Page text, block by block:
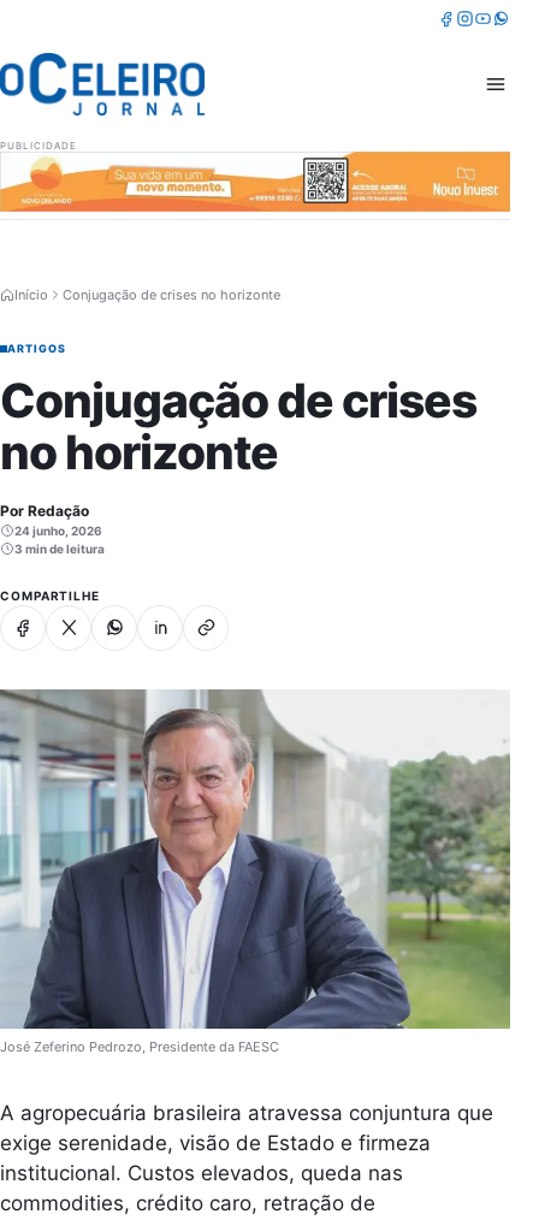
Facebook
Instagram
Youtube
PUBLICIDADE
Abrir
Início Conjugação de crises no horizonte
ARTIGOS
Conjugação de crises
no horizonte
Por Redação
24 junho, 2026
3 min de leitura
COMPARTILHE
Facebook
X WhatsappLinkedinCopiar link
José Zeferino Pedrozo, Presidente da FAESC
A agropecuária brasileira atravessa conjuntura que
exige serenidade, visão de Estado e firmeza
institucional. Custos elevados, queda nas
commodities, crédito caro, retração de